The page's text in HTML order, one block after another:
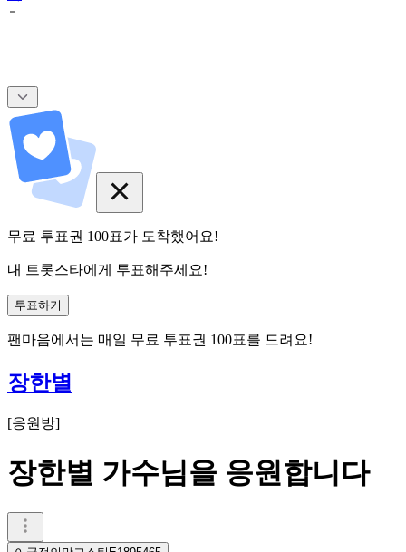
무료 투표권 100표가 도착했어요!
내 트롯스타에게 투표해주세요!
투표하기
팬마음에서는 매일 무료 투표권 100표를 드려요!
장한별
[응원방]
장한별 가수님을 응원합니다